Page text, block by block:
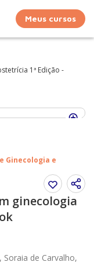
Meus cursos
1ª Edição -
Ginecologia e
ginecologia
de Carvalho,